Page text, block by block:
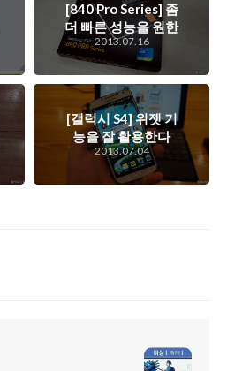
[840 Pro Series] 좀
더 빠른 성능을 원한
다면? 삼성 SSD 840
Pro Series의 간단
사용기
2013.07.16
[갤럭시 S4] 위젯 기
능을 잘 활용한다
면...
2013.07.04